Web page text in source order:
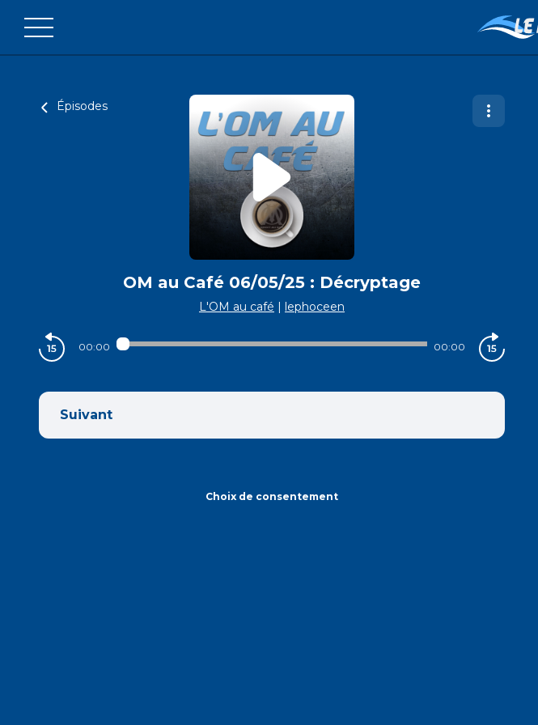
Épisodes
OM au Café 06/05/25 : Décryptage
L'OM au café | lephoceen
00:00 00:00
Suivant
Choix de consentement